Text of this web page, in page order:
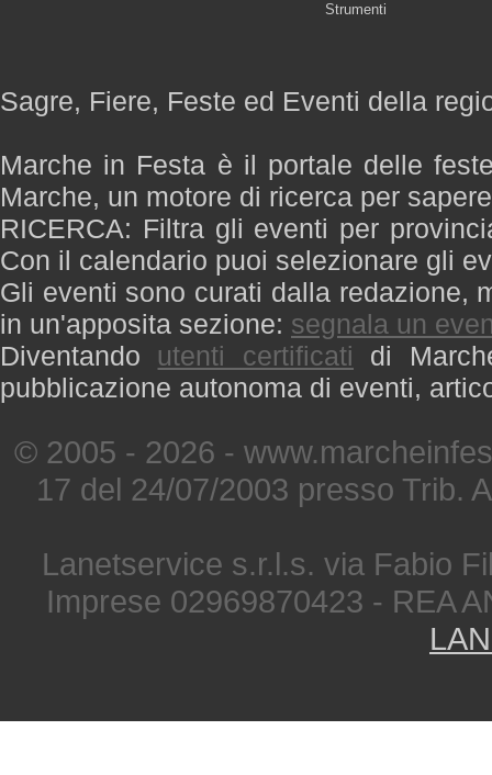
Strumenti
Sagre, Fiere, Feste ed Eventi della
Marche in Festa è il portale delle
Marche, un motore di ricerca per
RICERCA: Filtra gli eventi per
Con il calendario puoi selezionare gli
Gli eventi sono curati dalla redazione,
in un'apposita sezione: segnala un
Diventando utenti certificati di
pubblicazione autonoma di eventi,
© 2005 - 2026 -
17 del 24/07/2003 presso Trib.
Lanetservice s.r.l.s. via Fabio
Imprese 02969870423 - REA